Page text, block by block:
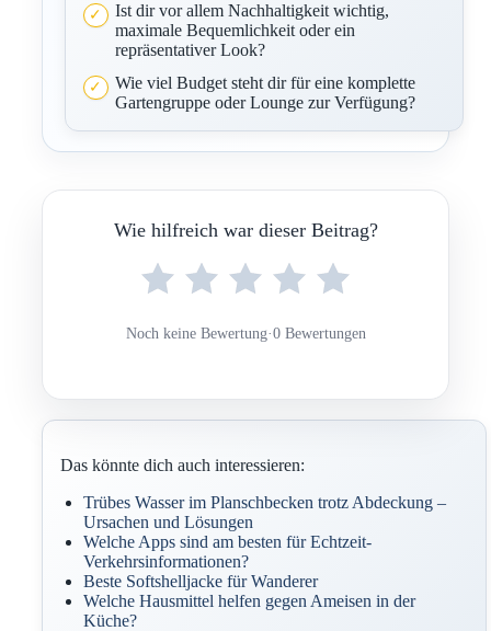
Ist dir vor allem Nachhaltigkeit wichtig,
maximale Bequemlichkeit oder ein
repräsentativer Look?
Wie viel Budget steht dir für eine komplette
Gartengruppe oder Lounge zur Verfügung?
Wie hilfreich war dieser Beitrag?
Noch keine Bewertung·0 Bewertungen
Das könnte dich auch interessieren:
Trübes Wasser im Planschbecken trotz Abdeckung –
Ursachen und Lösungen
Welche Apps sind am besten für Echtzeit-
Verkehrsinformationen?
Beste Softshelljacke für Wanderer
Welche Hausmittel helfen gegen Ameisen in der
Küche?